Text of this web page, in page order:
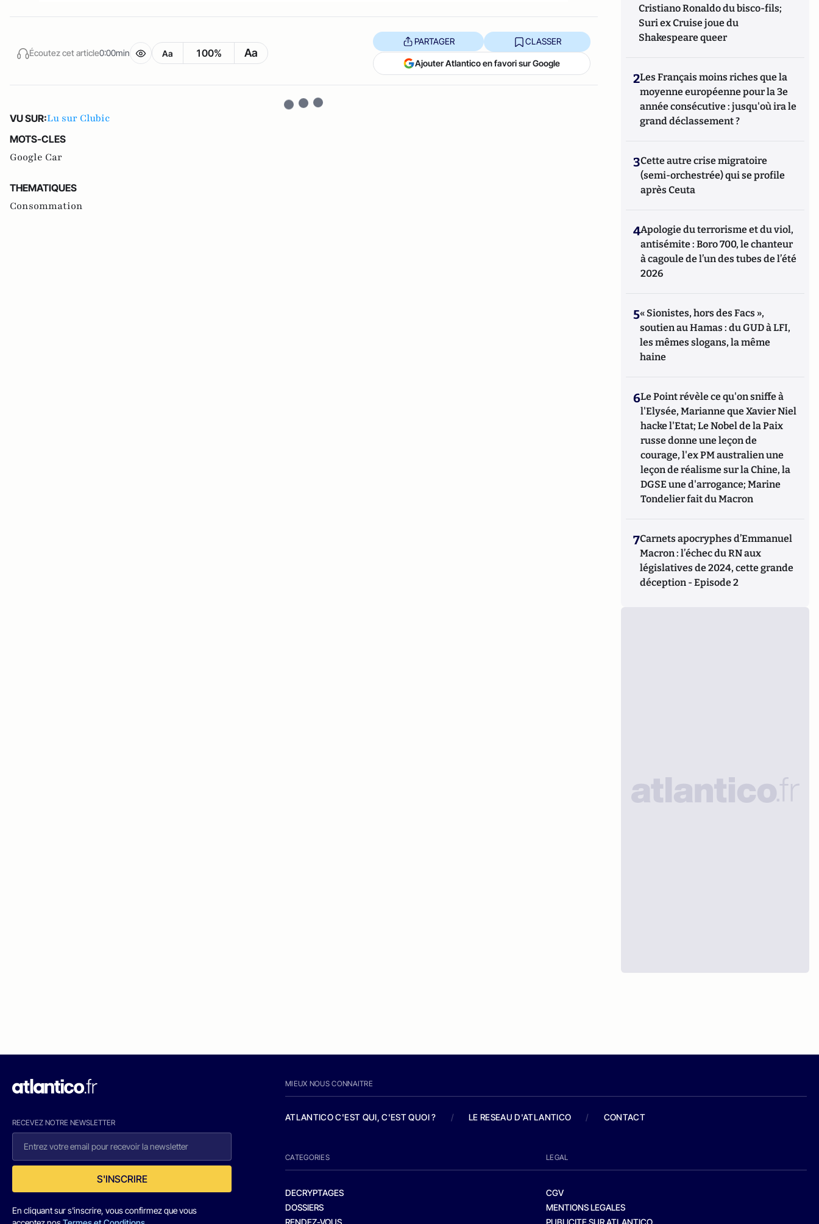
Écoutez cet article0:00min Aa 100% Aa
PARTAGER CLASSER
Ajouter Atlantico en favori sur Google
VU SUR:Lu sur Clubic
MOTS-CLES
Google Car
THEMATIQUES
Consommation
Cristiano Ronaldo du bisco-fils;
Suri ex Cruise joue du
Shakespeare queer
2Les Français moins riches que la
moyenne européenne pour la 3e
année consécutive : jusqu'où ira le
grand déclassement ?
3Cette autre crise migratoire
(semi-orchestrée) qui se profile
après Ceuta
4Apologie du terrorisme et du viol,
antisémite : Boro 700, le chanteur
à cagoule de l’un des tubes de l’été
2026
5« Sionistes, hors des Facs »,
soutien au Hamas : du GUD à LFI,
les mêmes slogans, la même
haine
6Le Point révèle ce qu'on sniffe à
l'Elysée, Marianne que Xavier Niel
hacke l'Etat; Le Nobel de la Paix
russe donne une leçon de
courage, l'ex PM australien une
leçon de réalisme sur la Chine, la
DGSE une d'arrogance; Marine
Tondelier fait du Macron
7Carnets apocryphes d’Emmanuel
Macron : l’échec du RN aux
législatives de 2024, cette grande
déception - Episode 2
RECEVEZ NOTRE NEWSLETTER
S'INSCRIRE
En cliquant sur s'inscrire, vous confirmez que vous
MIEUX NOUS CONNAITRE
ATLANTICO C'EST QUI, C'EST QUOI ? / LE RESEAU D'ATLANTICO / CONTACT
CATEGORIES
DECRYPTAGES
DOSSIERS
RENDEZ-VOUS
LEGAL
CGV
MENTIONS LEGALES
PUBLICITE SUR ATLANTICO